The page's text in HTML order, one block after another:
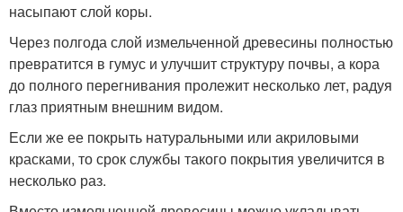
насыпают слой коры.
Через полгода слой измельченной древесины полностью
превратится в гумус и улучшит структуру почвы, а кора
до полного перегнивания пролежит несколько лет, радуя
глаз приятным внешним видом.
Если же ее покрыть натуральными или акриловыми
красками, то срок службы такого покрытия увеличится в
несколько раз.